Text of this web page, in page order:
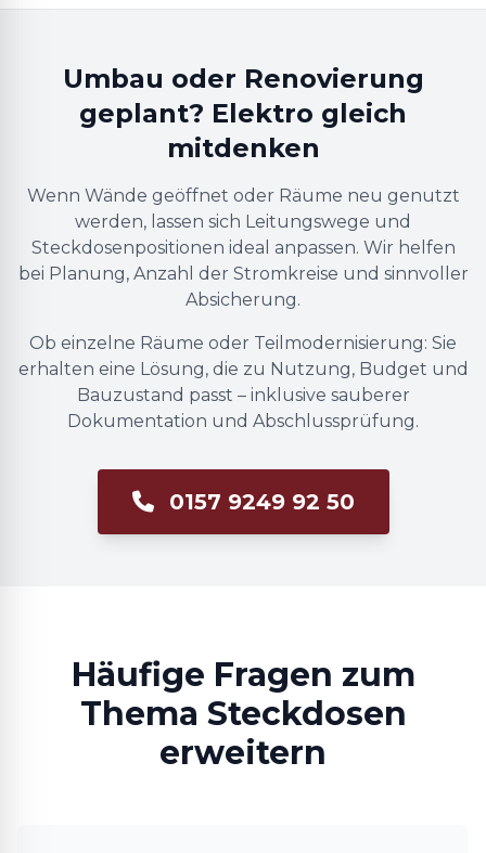
Umbau oder Renovierung
geplant? Elektro gleich
mitdenken
Wenn Wände geöffnet oder Räume neu genutzt
werden, lassen sich Leitungswege und
Steckdosenpositionen ideal anpassen. Wir helfen
bei Planung, Anzahl der Stromkreise und sinnvoller
Absicherung.
Ob einzelne Räume oder Teilmodernisierung: Sie
erhalten eine Lösung, die zu Nutzung, Budget und
Bauzustand passt – inklusive sauberer
Dokumentation und Abschlussprüfung.
0157 9249 92 50
Häufige Fragen zum
Thema Steckdosen
erweitern